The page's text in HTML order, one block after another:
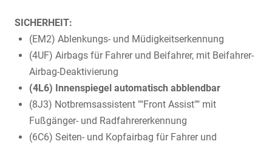
SICHERHEIT:
(EM2) Ablenkungs- und Müdigkeitserkennung
(4UF) Airbags für Fahrer und Beifahrer, mit Beifahrer-
Airbag-Deaktivierung
(4L6) Innenspiegel automatisch abblendbar
(8J3) Notbremsassistent ""Front Assist"" mit
Fußgänger- und Radfahrererkennung
(6C6) Seiten- und Kopfairbag für Fahrer und